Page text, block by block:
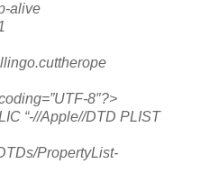
alive
8″?>
“-//Apple//DTD PLIST
PropertyList-